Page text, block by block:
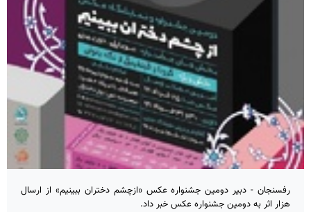
رفسنجان - دبیر دومین جشنواره عکس «ازچشم دختران ببینیم» از ارسال
هزار اثر به دومین جشنواره عکس خبر داد.